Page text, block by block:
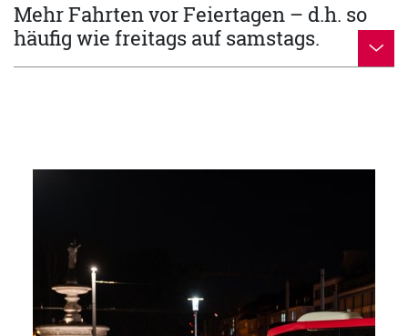
Mehr Fahrten vor Feiertagen – d.h. so
häufig wie freitags auf samstags.